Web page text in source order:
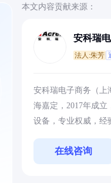
本文内容贡献来源：
安科瑞
法人:朱芳
安科瑞电子商务（上
海嘉定，2017年成
设备，专业权威，经
在线咨询